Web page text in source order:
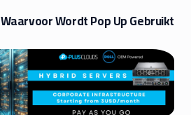
Waarvoor Wordt Pop Up Gebruikt?